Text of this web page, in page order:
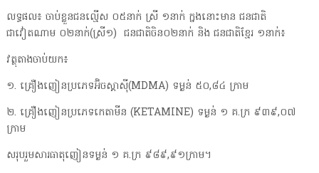
លទ្ធផល៖ ចាប់ខ្លួនជនល្មើស ០៥នាក់ ស្រី ១នាក់ ក្នងនោះមាន ជនជាតិ
ជាវៀតណាម ០២នាក់(ស្រី១) ជនជាតិចិន០២នាក់ និង ជនជាតិខ្មែរ ១នាក់៖
វត្ថុតាងចាប់យក៖
១. គ្រឿងញៀនប្រភេទអ៊ិចស្តាស៊ី(MDMA) ទម្ងន់ ៥០,៨៤ ក្រាម
២. គ្រឿងញៀនប្រភេទកេតាមីន (KETAMINE) ទម្ងន់ ១ គ.ក្រ ៩៣៩,០៧
ក្រាម
សរុបរួមសារធាតុញៀនទម្ងន់ ១ គ.ក្រ ៩៨៩,៩១ក្រាម។